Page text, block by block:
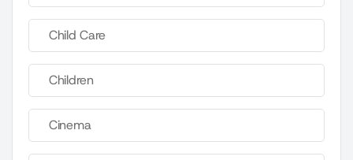
Child Care
Children
Cinema